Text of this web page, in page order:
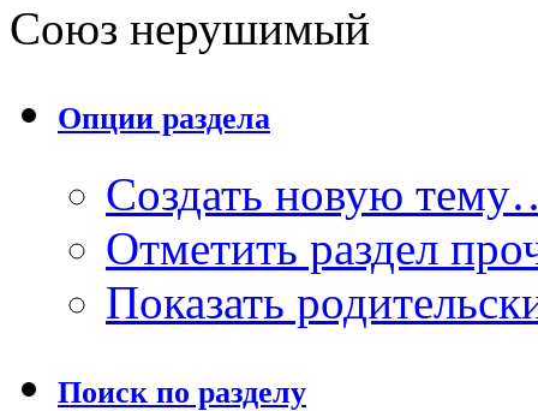
Союз нерушимый
Опции раздела
Создать новую
Отметить раздел
Показать
Поиск по разделу